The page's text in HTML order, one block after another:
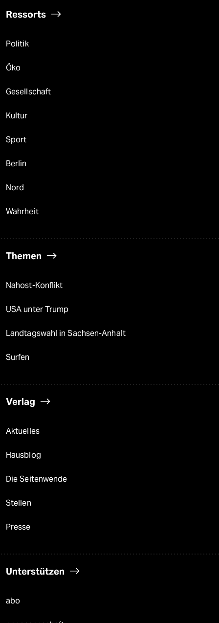
Ressorts
Politik
Öko
Gesellschaft
Kultur
Sport
Berlin
Nord
Wahrheit
Themen
Nahost-Konflikt
USA unter Trump
Landtagswahl in Sachsen-Anhalt
Surfen
Verlag
Aktuelles
Hausblog
Die Seitenwende
Stellen
Presse
Unterstützen
abo